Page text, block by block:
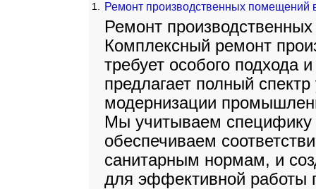
1. Ремонт производственных помещений
Ремонт
Комплексный ремонт
требует особого подхода
предлагает полный
модернизации
Мы учитываем специфику
обеспечиваем
санитарным нормам, и
для эффективной работы